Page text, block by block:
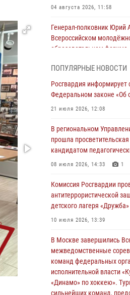
04 августа 2026, 11:58
Генерал-полковник Юрий
Всероссийском
образовательном форуме
21 единицу оружия изъяли
Росгвардейцы принимают
обеспечении
время празднования Дня
За минувшие сутки
выезжали два раза на
31 июля 2026, 13:53
В Санкт-Петербурге
ежегодного
профессионального
сотрудников
Росгвардии, Псковские
одержали победу
ПОПУЛЯРНЫЕ НОВОСТИ
Росгвардия информирует
Федеральном законе «Об
21 июля 2026, 12:08
В региональном
прошла просветительская
кандидатом
08 июля 2026, 14:33 1
Комиссия Росгвардии
антитеррористической
детского лагеря «Дружба»
10 июля 2026, 13:39
В Москве завершились
межведомственные
команд федеральных
исполнительной власти
«Динамо» по хоккею».
сильнейших команд,